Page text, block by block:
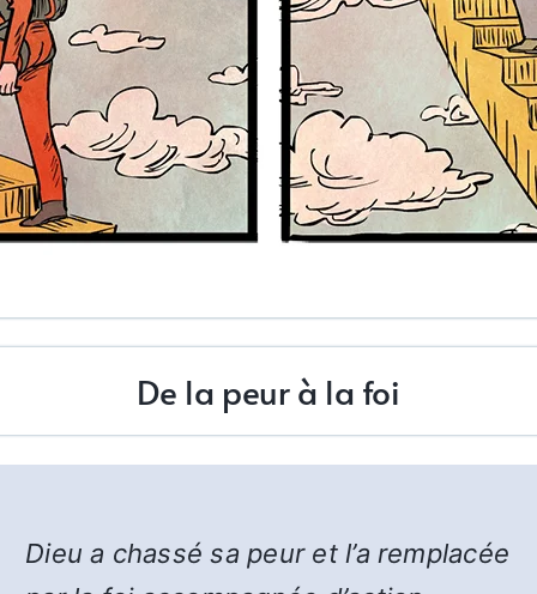
De la peur à la foi
Dieu a chassé sa peur et l’a remplacée